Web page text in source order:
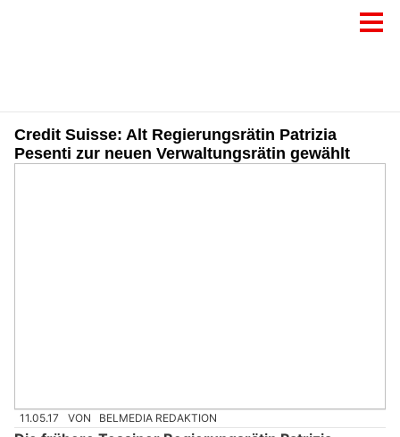
Credit Suisse: Alt Regierungsrätin Patrizia
Pesenti zur neuen Verwaltungsrätin gewählt
11.05.17 VON BELMEDIA REDAKTION